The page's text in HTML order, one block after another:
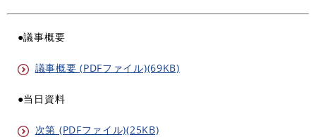
●議事概要
議事概要 (PDFファイル)(69KB)
●当日資料
次第 (PDFファイル)(25KB)